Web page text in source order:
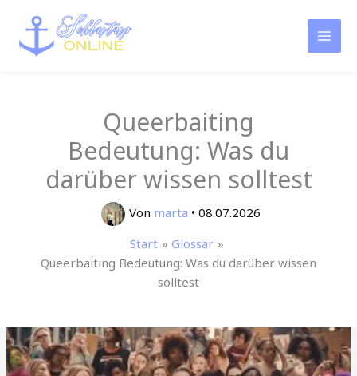
Inhalt
springen
Queerbaiting
Bedeutung: Was du
darüber wissen solltest
Von marta • 08.07.2026
Start
Glossar
Queerbaiting Bedeutung: Was du darüber wissen
solltest